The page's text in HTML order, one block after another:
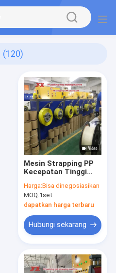
(120)
Mesin Strapping PP
Kecepatan Tinggi
PP dengan 5–12 mm
dengan sistem
kontrol PLC 100%
Harga:Bisa dinegosiasikan
MOQ:1set
dapatkan harga terbaru
Hubungi sekarang